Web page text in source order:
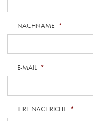
NACHNAME *
E-MAIL *
IHRE NACHRICHT *